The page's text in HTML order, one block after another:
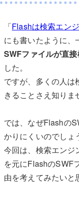
「Flashは検索エン
にも書いたように、
SWFファイルが直
した。
ですが、多くの人
きることさえ知りま
では、なぜFlashの
かりにくいのでしょ
今回は、検索エンジ
を元にFlashのSWF
由を考えてみたいと